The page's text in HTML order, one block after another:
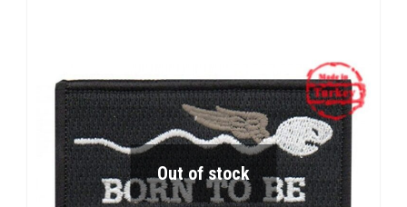
Out of stock